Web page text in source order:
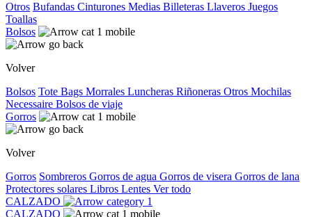
Otros Bufandas Cinturones Medias Billeteras Llaveros Juegos
Toallas
Bolsos
Volver
Bolsos Tote Bags Morrales Luncheras Riñoneras Otros Mochilas
Necessaire Bolsos de viaje
Gorros
Volver
Gorros Sombreros Gorros de agua Gorros de visera Gorros de lana
Protectores solares Libros Lentes Ver todo
CALZADO
CALZADO